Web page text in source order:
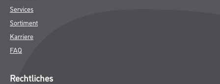
Services
Sortiment
Karriere
FAQ
Rechtliches